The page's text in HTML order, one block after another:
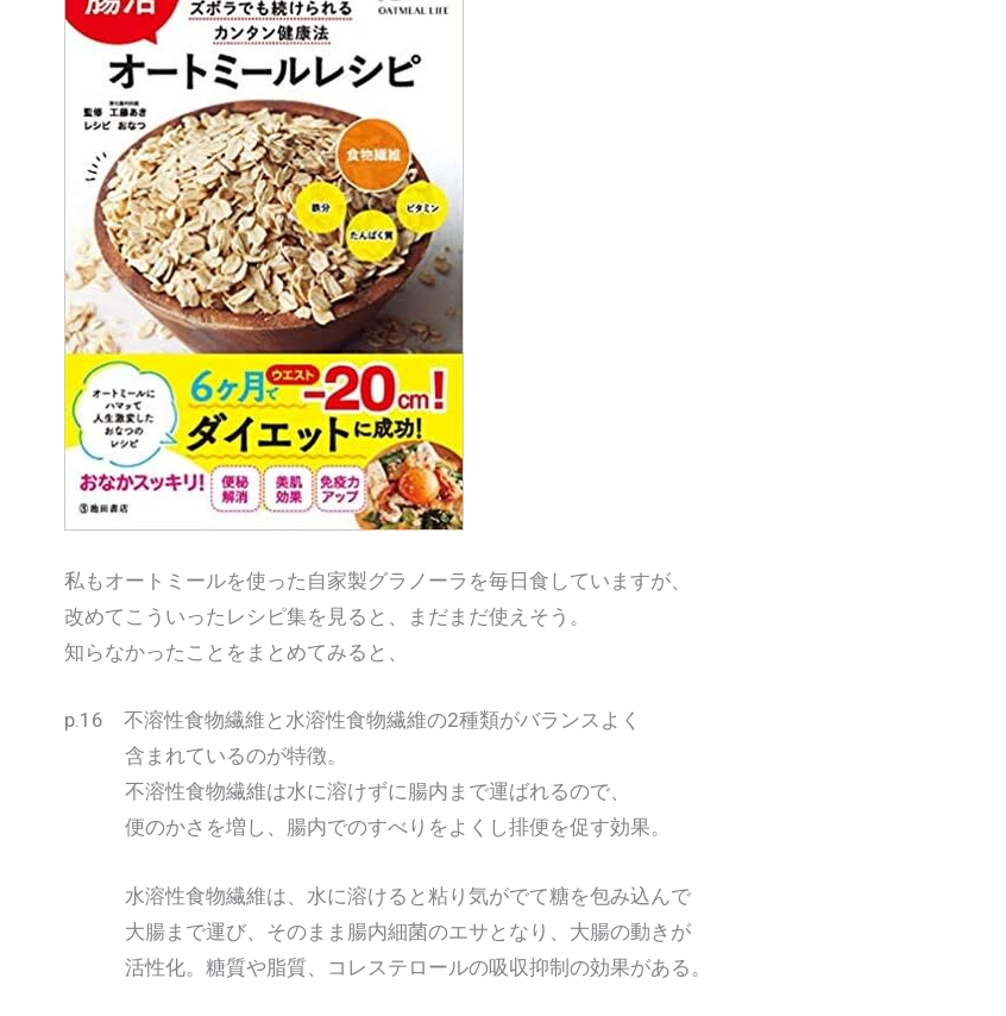
私もオートミールを使った自家製グラノーラを毎日食していますが、
改めてこういったレシピ集を見ると、まだまだ使えそう。
知らなかったことをまとめてみると、
p.16 不溶性食物繊維と水溶性食物繊維の2種類がバランスよく
含まれているのが特徴。
不溶性食物繊維は水に溶けずに腸内まで運ばれるので、
便のかさを増し、腸内でのすべりをよくし排便を促す効果。
水溶性食物繊維は、水に溶けると粘り気がでて糖を包み込んで
大腸まで運び、そのまま腸内細菌のエサとなり、大腸の動きが
活性化。糖質や脂質、コレステロールの吸収抑制の効果がある。